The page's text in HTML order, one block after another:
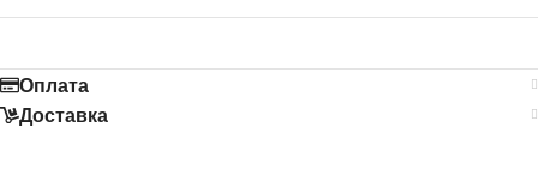
Оплата
Доставка